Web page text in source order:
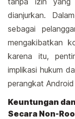
dianjurkan.
sebagai
mengakibatkan
karena itu,
implikasi hukum
perangkat
Keuntungan
Secara Non-